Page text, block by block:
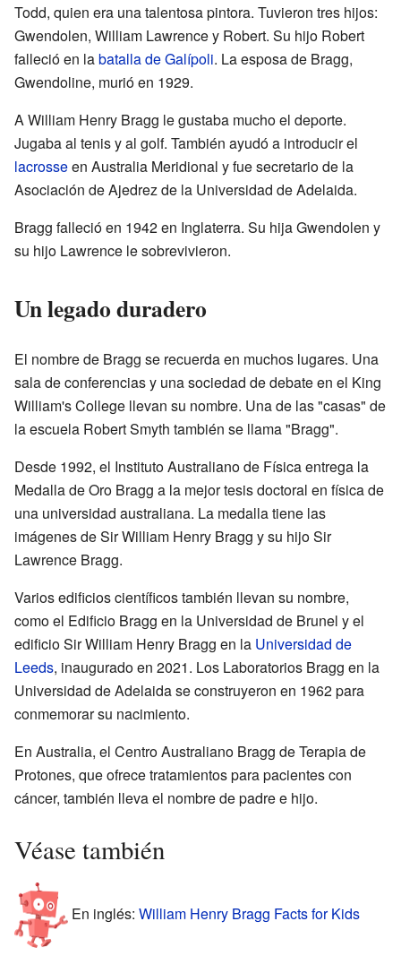
Todd, quien era una talentosa pintora. Tuvieron tres hijos:
Gwendolen, William Lawrence y Robert. Su hijo Robert
falleció en labatalla de Galípoli. La esposa de Bragg,
Gwendoline, murió en 1929.
A William Henry Bragg le gustaba mucho el deporte.
Jugaba al tenis y al golf. También ayudó a introducir el
lacrosseen Australia Meridional y fue secretario de la
Asociación de Ajedrez de la Universidad de Adelaida.
Bragg falleció en 1942 en Inglaterra. Su hija Gwendolen y
su hijo Lawrence le sobrevivieron.
Un legado duradero
El nombre de Bragg se recuerda en muchos lugares. Una
sala de conferencias y una sociedad de debate en el King
William's College llevan su nombre. Una de las "casas" de
la escuela Robert Smyth también se llama "Bragg".
Desde 1992, el Instituto Australiano de Física entrega la
Medalla de Oro Bragg a la mejor tesis doctoral en física de
una universidad australiana. La medalla tiene las
imágenes de Sir William Henry Bragg y su hijo Sir
Lawrence Bragg.
Varios edificios científicos también llevan su nombre,
como el Edificio Bragg en la Universidad de Brunel y el
edificio Sir William Henry Bragg en la Universidad de
Leeds, inaugurado en 2021. Los Laboratorios Bragg en la
Universidad de Adelaida se construyeron en 1962 para
conmemorar su nacimiento.
En Australia, el Centro Australiano Bragg de Terapia de
Protones, que ofrece tratamientos para pacientes con
cáncer, también lleva el nombre de padre e hijo.
Véase también
En inglés: William Henry Bragg Facts for Kids